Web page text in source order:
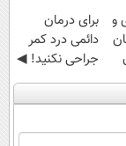
و
برای درمان
دائمی درد کمر
جراحی نکنید! ◀
پرسش‌نامه رو پر
کن ▶